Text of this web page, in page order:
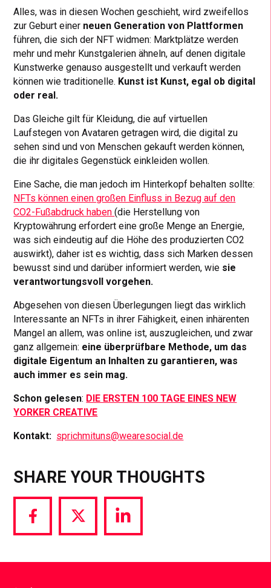
Alles, was in diesen Wochen geschieht, wird zweifellos
zur Geburt einer neuen Generation von Plattformen
führen, die sich der NFT widmen: Marktplätze werden
mehr und mehr Kunstgalerien ähneln, auf denen digitale
Kunstwerke genauso ausgestellt und verkauft werden
können wie traditionelle. Kunst ist Kunst, egal ob digital
oder real.
Das Gleiche gilt für Kleidung, die auf virtuellen
Laufstegen von Avataren getragen wird, die digital zu
sehen sind und von Menschen gekauft werden können,
die ihr digitales Gegenstück einkleiden wollen.
Eine Sache, die man jedoch im Hinterkopf behalten sollte:
NFTs können einen großen Einfluss in Bezug auf den
CO2-Fußabdruck haben(die Herstellung von
Kryptowährung erfordert eine große Menge an Energie,
was sich eindeutig auf die Höhe des produzierten CO2
auswirkt), daher ist es wichtig, dass sich Marken dessen
bewusst sind und darüber informiert werden, wie sie
verantwortungsvoll vorgehen.
Abgesehen von diesen Überlegungen liegt das wirklich
Interessante an NFTs in ihrer Fähigkeit, einen inhärenten
Mangel an allem, was online ist, auszugleichen, und zwar
ganz allgemein: eine überprüfbare Methode, um das
digitale Eigentum an Inhalten zu garantieren, was
auch immer es sein mag.
Schon gelesen: DIE ERSTEN 100 TAGE EINES NEW
YORKER CREATIVE
Kontakt: sprichmituns@wearesocial.de
SHARE YOUR THOUGHTS
Share
via
Share
via
Share
via